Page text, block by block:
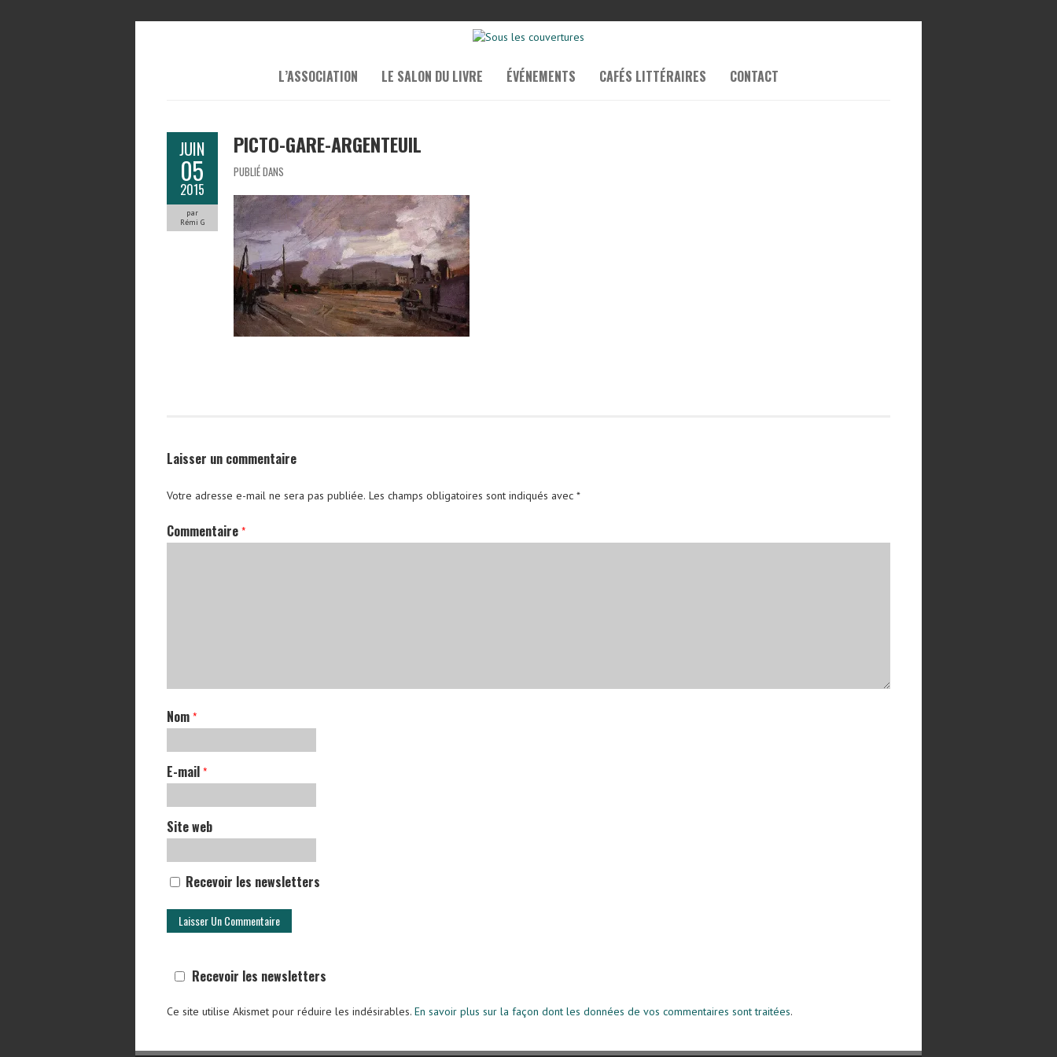
L’ASSOCIATION LE SALON DU LIVRE ÉVÉNEMENTS CAFÉS LITTÉRAIRES CONTACT
JUIN
05
2015
par
Rémi G
PICTO-GARE-ARGENTEUIL
PUBLIÉ DANS
Laisser un commentaire
Votre adresse e-mail ne sera pas publiée. Les champs obligatoires sont indiqués avec *
Commentaire *
Nom *
E-mail *
Site web
Recevoir les newsletters
Recevoir les newsletters
Ce site utilise Akismet pour réduire les indésirables. En savoir plus sur la façon dont les données de vos commentaires sont traitées.